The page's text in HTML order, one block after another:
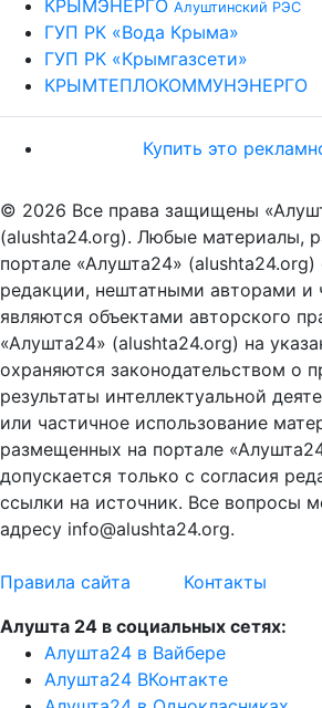
КРЫМЭНЕРГО Алуштинский РЭС
ГУП РК «Вода Крыма»
ГУП РК «Крымгазсети»
КРЫМТЕПЛОКОММУНЭНЕРГО
Купить это
© 2026 Все права защищены
(alushta24.org). Любые материалы,
портале «Алушта24» (alushta24.org)
редакции, нештатными авторами и
являются объектами авторского
«Алушта24» (alushta24.org) на
охраняются законодательством о
результаты интеллектуальной
или частичное использование
размещенных на портале
допускается только с согласия
ссылки на источник. Все вопросы
адресу info@alushta24.org.
Правила сайта
Контакты
Алушта 24 в социальных сетях:
Алушта24 в Вайбере
Алушта24 ВКонтакте